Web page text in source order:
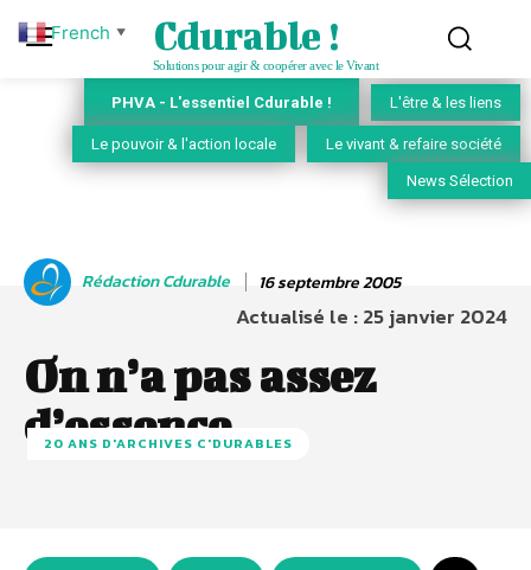
Cdurable !
Solutions pour agir & coopérer avec le Vivant
PHVA - L'essentiel Cdurable ! L'être & les liens
Le pouvoir & l'action locale Le vivant & refaire société
News Sélection
Rédaction Cdurable 16 septembre 2005
Actualisé le :25 janvier 2024
On n’a pas assez
d’essence
20 ANS D'ARCHIVES C'DURABLES
French ▼